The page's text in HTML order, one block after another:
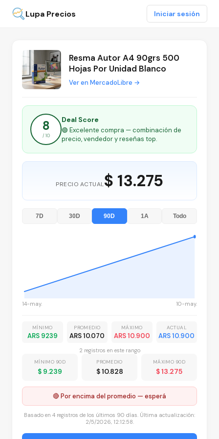
Lupa Precios Iniciar sesión
Resma Autor A4 90grs 500
Hojas Por Unidad Blanco
Ver en MercadoLibre →
8
/ 10
Deal Score
🟢 Excelente compra — combinación de
precio, vendedor y reseñas top.
PRECIO ACTUAL$ 13.275
7D 30D 90D 1A Todo
14-may. 10-may.
MÍNIMO
ARS 9239
PROMEDIO
ARS 10.070
MÁXIMO
ARS 10.900
ACTUAL
ARS 10.900
2 registros en este rango
MÍNIMO 90D
$ 9.239
PROMEDIO
$ 10.828
MÁXIMO 90D
$ 13.275
🔴 Por encima del promedio — esperá
Basado en 4 registros de los últimos 90 días. Última actualización:
2/5/2026, 12:12:58.